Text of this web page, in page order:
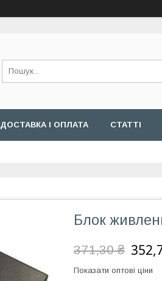
ДОСТАВКА І ОПЛАТА СТАТТІ
Блок
371,30 ₴
Показати оптові ціни